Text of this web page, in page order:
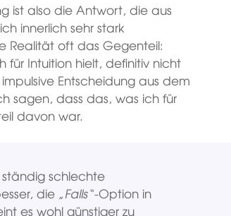
ist also die Antwort, die aus
innerlich sehr stark
Realität oft das Gegenteil:
für Intuition hielt, definitiv nicht
Entscheidung aus dem
sagen, dass das, was ich für
davon war.
schlechte
die„Falls“-Option in
es wohl günstiger zu